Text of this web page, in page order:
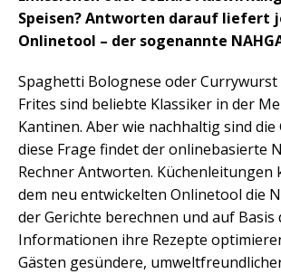
Speisen? Antworten darauf liefert
Onlinetool – der sogenannte
Spaghetti Bolognese oder Currywurst
Frites sind beliebte Klassiker in der
Kantinen. Aber wie nachhaltig sind die
diese Frage findet der onlinebasierte
Rechner Antworten.
dem neu entwickelten Onlinetool die
der Gerichte berechnen und auf Basis
Informationen ihre Rezepte
Gästen gesündere,